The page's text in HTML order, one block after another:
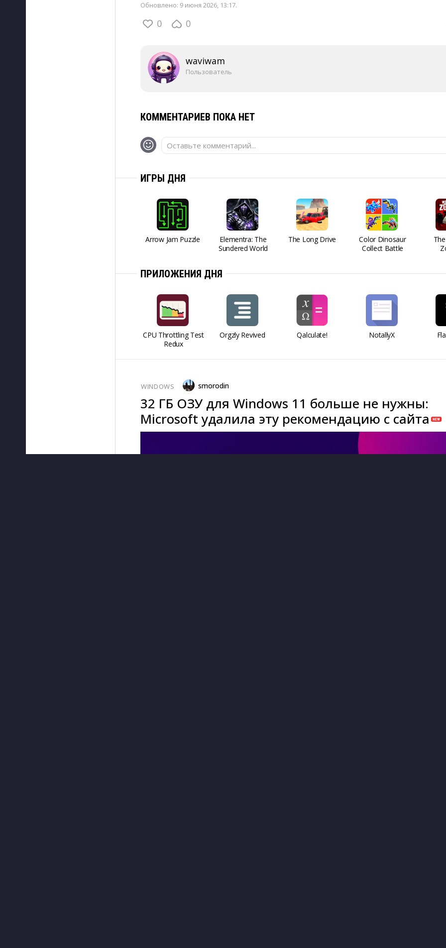
Обновлено: 9 июня 2026, 13:17.
0 0
waviwam
Пользователь
КОММЕНТАРИЕВ ПОКА НЕТ
Оставьте комментарий...
ИГРЫ ДНЯ
Arrow Jam Puzzle
Elementra: The
Sundered World
The Long Drive
Color Dinosaur
Collect Battle
ПРИЛОЖЕНИЯ ДНЯ
CPU Throttling Test
Redux
Orgzly Revived Qalculate! NotallyX
WINDOWS smorodin
32 ГБ ОЗУ для Windows 11 больше не нужны:
Microsoft удалила эту рекомендацию с сайта